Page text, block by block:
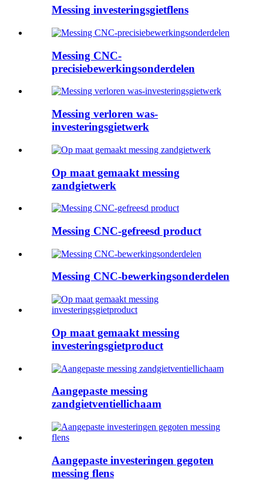
Messing investeringsgietflens
Messing CNC-
precisiebewerkingsonderdelen
Messing verloren was-
investeringsgietwerk
Op maat gemaakt messing
zandgietwerk
Messing CNC-gefreesd product
Messing CNC-bewerkingsonderdelen
Op maat gemaakt messing
investeringsgietproduct
Aangepaste messing
zandgietventiellichaam
Aangepaste investeringen gegoten
messing flens